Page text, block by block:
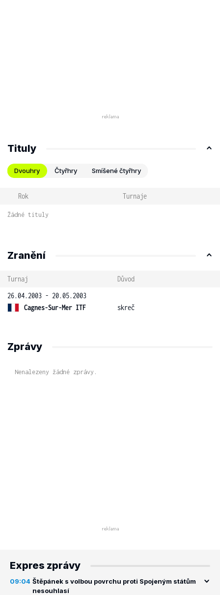
Tituly
Dvouhry Čtyřhry Smíšené čtyřhry
Rok Turnaje
Žádné tituly
Zranění
Turnaj
Důvod
26.04.2003 - 20.05.2003
Cagnes-Sur-Mer ITF
skreč
Zprávy
Nenalezeny žádné zprávy.
Expres zprávy
09:04 Štěpánek s volbou povrchu proti Spojeným státům
nesouhlasí